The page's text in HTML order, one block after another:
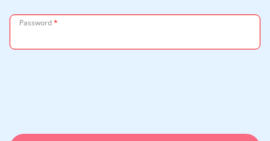
Password*